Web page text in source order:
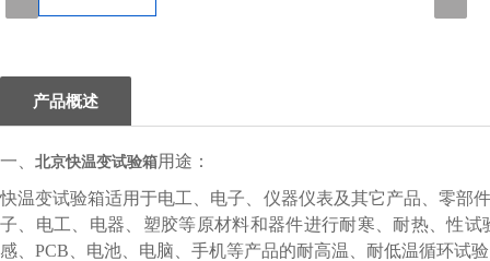
产品概述
一、 北京快温变试验箱用途：
快温变试验箱适用于电工、电子、仪器仪表及其它产品、零部
子、电工、电器、塑胶等原材料和器件进行耐寒、耐热、性
感、PCB、电池、电脑、手机等产品的耐高温、耐低温循环试